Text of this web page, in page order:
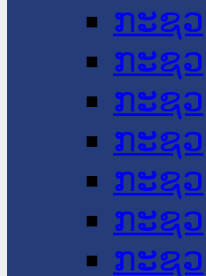
ກະຊ
ກະຊ
ກະຊ
ກະຊ
ກະຊ
ກະຊ
ກະຊ